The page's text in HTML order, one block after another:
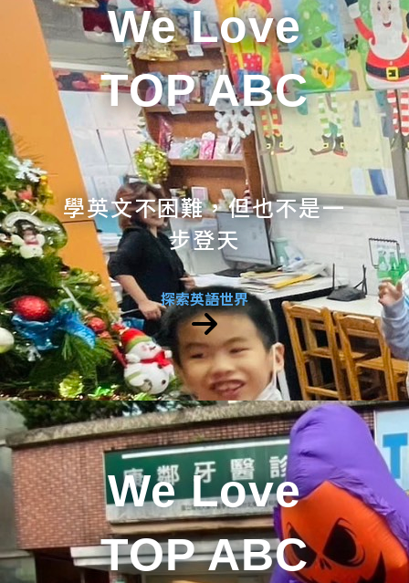
We Love
TOP ABC
學英文不困難，但也不是一
步登天
探索英語世界
We Love
TOP ABC